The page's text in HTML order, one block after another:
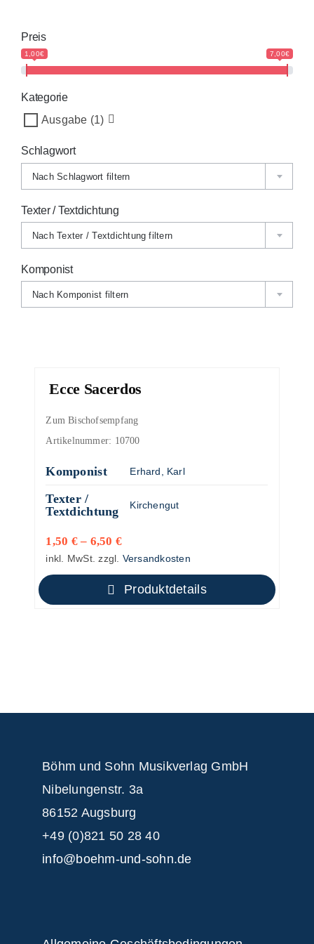
Ecce Sacerdos
Zum Bischofsempfang
Artikelnummer: 10700
Komponist Erhard, Karl
Texter /
Textdichtung
Kirchengut
1,50 €– 6,50 €
inkl. MwSt. zzgl. Versandkosten
Produktdetails
Preis
1,00€ 7,00€
Kategorie
Ausgabe (1)
Schlagwort
Nach Schlagwort filtern
Texter / Textdichtung
Nach Texter / Textdichtung filtern
Komponist
Nach Komponist filtern
Böhm und Sohn Musikverlag GmbH
Nibelungenstr. 3a
86152 Augsburg
+49 (0)821 50 28 40
info@boehm-und-sohn.de